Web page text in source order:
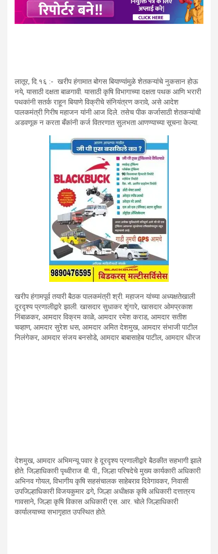
लातूर, दि.१६ :- खरीप हंगामात बोगस बियाण्यांमुळे शेतकऱ्यांचे नुकसान होऊ
नये, यासाठी दक्षता बाळगावी. यासाठी कृषि विभागाच्या दक्षता पथक आणि भरारी
पथकांनी सतर्क राहून बियाणे विक्रीचे संनियंत्रण करावे, असे आदेश
पालकमंत्री गिरीष महाजन यांनी आज दिले. तसेच पीक कर्जासाठी शेतकऱ्यांची
अडवणूक न करता बँकांनी कर्ज वितरणात सुलभता आणण्याच्या सूचना केल्या.
खरीप हंगामपूर्व तयारी बैठक पालकमंत्री श्री. महाजन यांच्या अध्यक्षतेखाली
दूरदृश्य प्रणालीद्वारे झाली. खासदार सुधाकर शृंगारे, खासदार ओमप्रकाश
निंबाळकर, आमदार विक्रम काळे, आमदार रमेश कराड, आमदार सतीश
चव्हाण, आमदार सुरेश धस, आमदार अमित देशमुख, आमदार संभाजी पाटील
निलंगेकर, आमदार संजय बनसोडे, आमदार बाबासाहेब पाटील, आमदार धीरज
देशमुख, आमदार अभिमन्यू पवार हे दूरदृश्य प्रणालीद्वारे बैठकीत सहभागी झाले
होते. जिल्हाधिकारी पृथ्वीराज बी. पी., जिल्हा परिषदेचे मुख्य कार्यकारी अधिकारी
अभिनव गोयल, विभागीय कृषि सहसंचालक साहेबराव दिवेगावकर, निवासी
उपजिल्हाधिकारी विजयकुमार ढगे, जिल्हा अधीक्षक कृषि अधिकारी दत्तात्रय
गावसाने, जिल्हा कृषि विकास अधिकारी एस. आर. चोले जिल्हाधिकारी
कार्यालयाच्या सभागृहात उपस्थित होते.